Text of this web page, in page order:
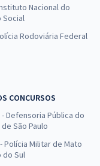
Nacional do
Social
Rodoviária Federal
CONCURSOS
- Defensoria Pública do
São Paulo
Polícia Militar de Mato
do Sul